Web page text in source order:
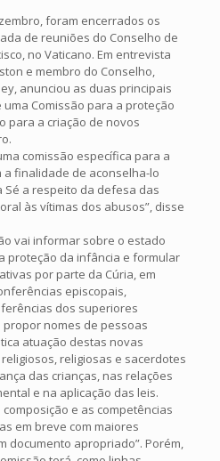
foram encerrados os
de reuniões do Conselho de
no Vaticano. Em entrevista
e membro do Conselho,
anunciou as duas principais
Comissão para a proteção
para a criação de novos
comissão específica para a
a finalidade de aconselha-lo
a respeito da defesa das
às vítimas dos abusos”, disse
vai informar sobre o estado
proteção da infância e formular
por parte da Cúria, em
episcopais,
dos superiores
nomes de pessoas
atuação destas novas
religiosas e sacerdotes
das crianças, nas relações
e na aplicação das leis.
composição e as competências
em breve com maiores
documento apropriado”. Porém,